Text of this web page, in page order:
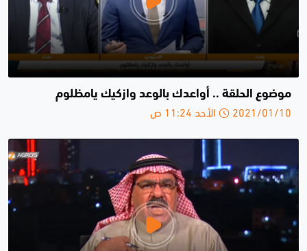
موضوع الحلقة .. أواعدك بالوعد وازكيك يامظلوم
2021/01/10 الأحد 11:24 ص